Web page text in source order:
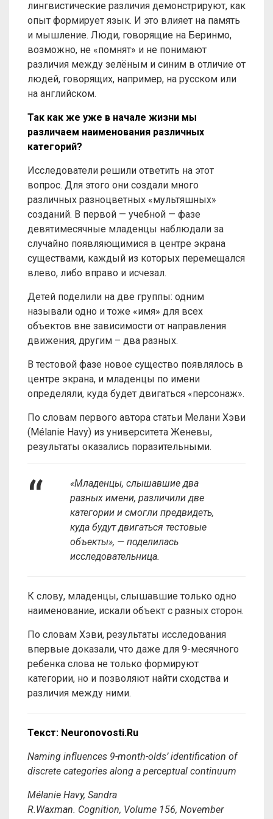
лингвистические различия демонстрируют, как
опыт формирует язык. И это влияет на память
и мышление. Люди, говорящие на Беринмо,
возможно, не «помнят» и не понимают
различия между зелёным и синим в отличие от
людей, говорящих, например, на русском или
на английском.
Так как же уже в начале жизни мы
различаем наименования различных
категорий?
Исследователи решили ответить на этот
вопрос. Для этого они создали много
различных разноцветных «мультяшных»
созданий. В первой — учебной — фазе
девятимесячные младенцы наблюдали за
случайно появляющимися в центре экрана
существами, каждый из которых перемещался
влево, либо вправо и исчезал.
Детей поделили на две группы: одним
называли одно и тоже «имя» для всех
объектов вне зависимости от направления
движения, другим – два разных.
В тестовой фазе новое существо появлялось в
центре экрана, и младенцы по имени
определяли, куда будет двигаться «персонаж».
По словам первого автора статьи Мелани Хэви
(Mélanie Havy) из университета Женевы,
результаты оказались поразительными.
«Младенцы, слышавшие два
разных имени, различили две
категории и смогли предвидеть,
куда будут двигаться тестовые
объекты», — поделилась
исследовательница.
К слову, младенцы, слышавшие только одно
наименование, искали объект с разных сторон.
По словам Хэви, результаты исследования
впервые доказали, что даже для 9-месячного
ребенка слова не только формируют
категории, но и позволяют найти сходства и
различия между ними.
Текст: Neuronovosti.Ru
Naming influences 9-month-olds’ identification of
discrete categories along a perceptual continuum
Mélanie Havy, Sandra
R.Waxman. Cognition, Volume 156, November